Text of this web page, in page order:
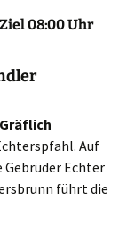
08:00 Uhr
Auf
Echter
führt die
Bayern 2015